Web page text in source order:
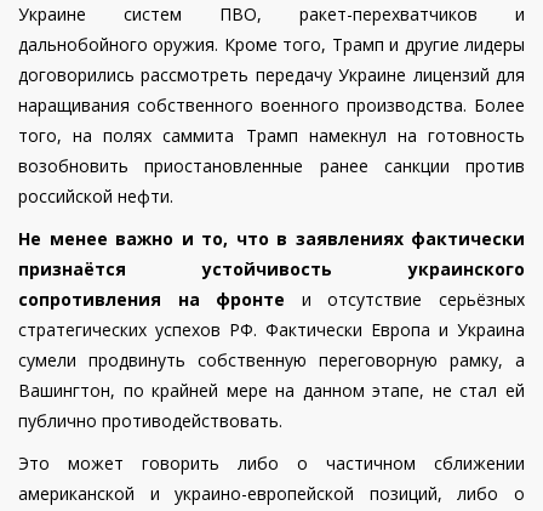
Украине систем ПВО, ракет-перехватчиков и
дальнобойного оружия. Кроме того, Трамп и другие лидеры
договорились рассмотреть передачу Украине лицензий для
наращивания собственного военного производства. Более
того, на полях саммита Трамп намекнул на готовность
возобновить приостановленные ранее санкции против
российской нефти.
Не менее важно и то, что в заявлениях фактически
признаётся устойчивость украинского
сопротивления на фронте и отсутствие серьёзных
стратегических успехов РФ. Фактически Европа и Украина
сумели продвинуть собственную переговорную рамку, а
Вашингтон, по крайней мере на данном этапе, не стал ей
публично противодействовать.
Это может говорить либо о частичном сближении
американской и украино-европейской позиций, либо о